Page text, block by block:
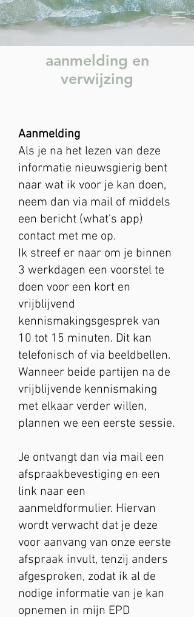
aanmelding en
verwijzing
Aanmelding
Als je na het lezen van deze
informatie nieuwsgierig bent
naar wat ik voor je kan doen,
neem dan via mail of middels
een bericht (what's app)
contact met me op.
Ik streef er naar om je binnen
3 werkdagen een voorstel te
doen voor een kort en
vrijblijvend
kennismakingsgesprek van
10 tot 15 minuten. Dit kan
telefonisch of via beeldbellen.
Wanneer beide partijen na de
vrijblijvende kennismaking
met elkaar verder willen,
plannen we een eerste sessie.
Je ontvangt dan via mail een
afspraakbevestiging en een
link naar een
aanmeldformulier. Hiervan
wordt verwacht dat je deze
voor aanvang van onze eerste
afspraak invult, tenzij anders
afgesproken, zodat ik al de
nodige informatie van je kan
opnemen in mijn EPD